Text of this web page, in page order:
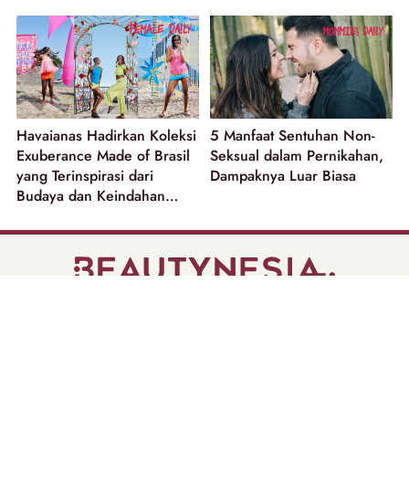
Havaianas Hadirkan Koleksi
Exuberance Made of Brasil
yang Terinspirasi dari
Budaya dan Keindahan
5 Manfaat Sentuhan Non-
Seksual dalam Pernikahan,
Dampaknya Luar Biasa